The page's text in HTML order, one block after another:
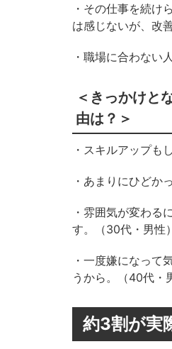
・その仕事を続け
は感じないが、改
・職場に合わない
＜きっかけと
由は？＞
・スキルアップも
・あまりにひどか
・雰囲気が変わる
す。（30代・男性）
・一度嫌になって
うから。（40代・
約3割が実